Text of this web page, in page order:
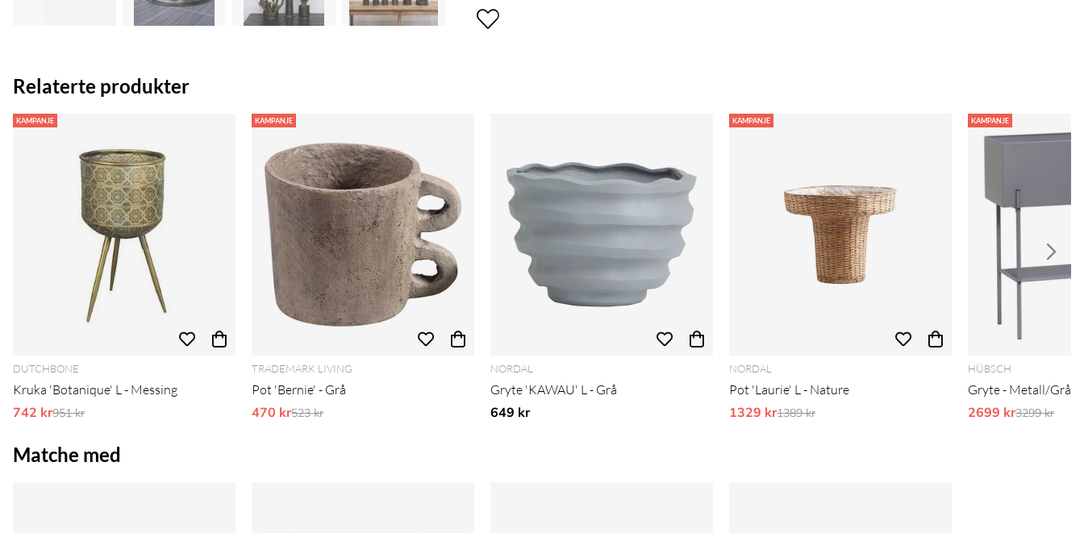
Relaterte produkter
KAMPANJE
DUTCHBONE
Kruka 'Botanique' L - Messing
742 krOrdinarie pris:
951 kr
KAMPANJE
TRADEMARK LIVING
Pot 'Bernie' - Grå
470 krOrdinarie pris:
523 kr
NORDAL
Gryte 'KAWAU' L - Grå
649 kr
KAMPANJE
NORDAL
Pot 'Laurie' L - Nature
1329 krOrdinarie pris:
1389 kr
KAMPANJE
HÜBSCH
Gryte - Metall/Grå
2699 krOrdinarie
3299 kr
Matche med